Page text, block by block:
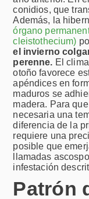
conidios, que
Además, la
órgano
cleistothecium)
el invierno
perenne. El
otoño favorece
apéndices en
maduros se
madera. Para
necesaria una
diferencia de la
requiere una
posible que
llamadas
infestación
Patrón